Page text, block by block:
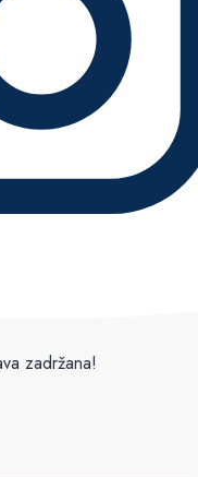
zadržana!